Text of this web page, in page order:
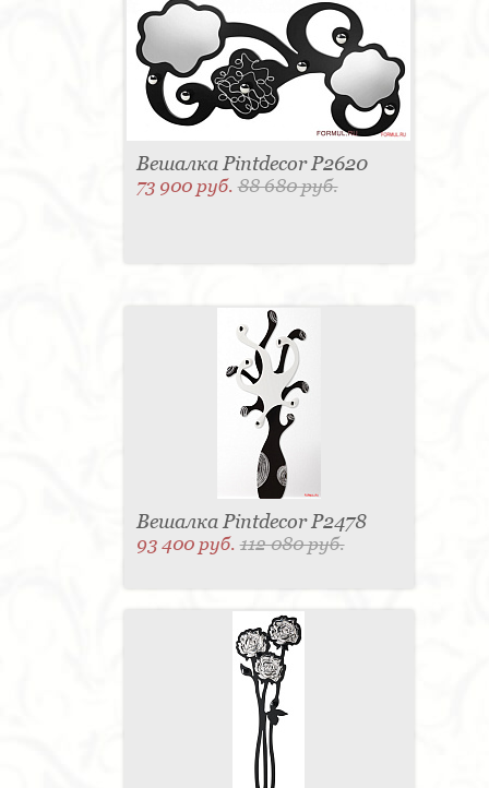
Вешалка Pintdecor P2620
73 900 руб.88 680 руб.
Вешалка Pintdecor P2478
93 400 руб.112 080 руб.